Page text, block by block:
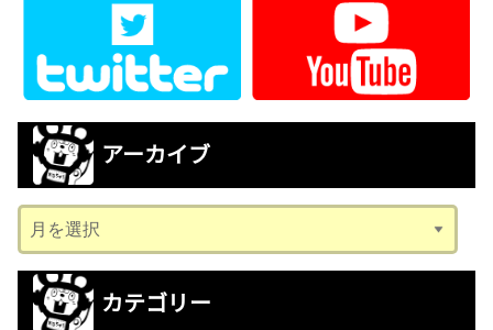
アーカイブ
ー
カ
カテゴリー